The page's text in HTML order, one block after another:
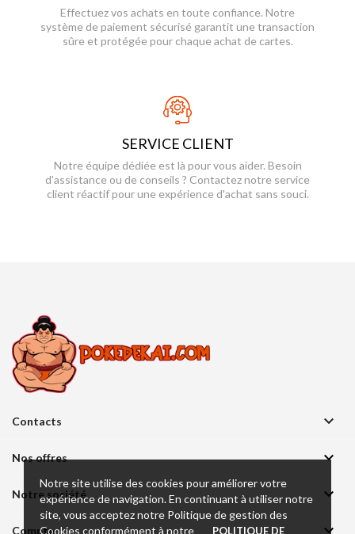
Notre site utilise des cookies pour améliorer votre
expérience de navigation. En continuant à utiliser notre
site, vous acceptez notre Politique de gestion des
Cookies conformément à notre
POLITIQUE DE
Effectuez vos achats en toute confiance. Notre
système de paiement sécurisé garantit une transaction
sûre et protégée pour chaque achat de cartes.
SERVICE CLIENT
Notre équipe dédiée est là pour vous aider. Besoin
d'assistance ou de conseils ? Contactez notre service
client réactif pour une expérience d'achat sans souci.
Contacts 
Nos offres 
Notre société 
Compte